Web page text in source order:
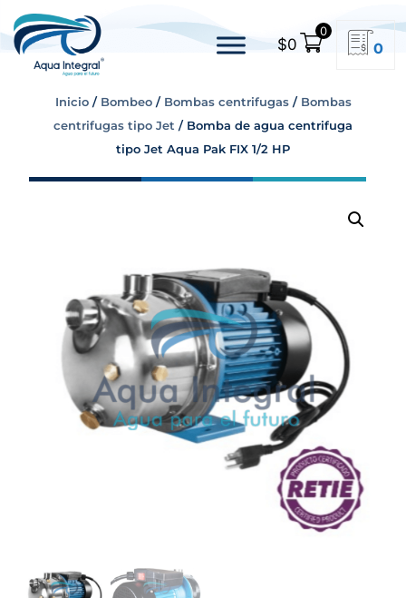
$0
0
0
Inicio/ Bombeo/ Bombas centrifugas/ Bombas
centrifugas tipo Jet / Bomba de agua centrifuga
tipo Jet Aqua Pak FIX 1/2 HP